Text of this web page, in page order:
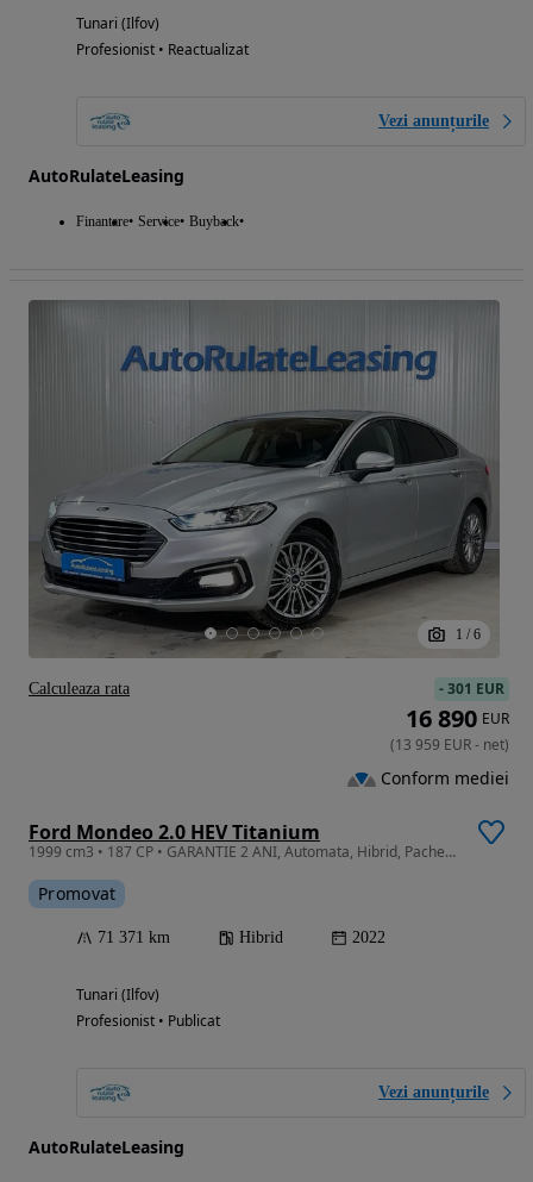
Tunari (Ilfov)
Profesionist • Reactualizat
Vezi anunțurile
AutoRulateLeasing
Finantare Service Buyback
1 / 6
Ford Mondeo 2.0 HEV Titanium
1999 cm3 • 187 CP • GARANTIE 2 ANI, Automata, Hibrid, Pachet iarna, Camera, Pilot adaptiv
Promovat
71 371 km Hibrid 2022
Tunari (Ilfov)
Profesionist • Publicat
Vezi anunțurile
AutoRulateLeasing
-301 EUR
16 890 EUR
(13 959 EUR- net)
Conform mediei
Calculeaza rata